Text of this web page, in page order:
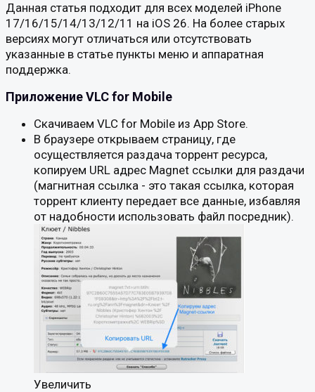
Данная статья подходит для всех моделей iPhone
17/16/15/14/13/12/11 на iOS 26. На более старых
версиях могут отличаться или отсутствовать
указанные в статье пункты меню и аппаратная
поддержка.
Приложение VLC for Mobile
Скачиваем VLC for Mobile из App Store.
В браузере открываем страницу, где
осуществляется раздача торрент ресурса,
копируем URL адрес Magnet ссылки для раздачи
(магнитная ссылка - это такая ссылка, которая
торрент клиенту передает все данные, избавляя
от надобности использовать файл посредник).
Увеличить